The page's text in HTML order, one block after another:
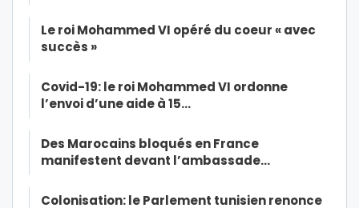
Le roi Mohammed VI opéré du coeur « avec
succès »
Covid-19: le roi Mohammed VI ordonne
l’envoi d’une aide à 15…
Des Marocains bloqués en France
manifestent devant l’ambassade…
Colonisation: le Parlement tunisien renonce